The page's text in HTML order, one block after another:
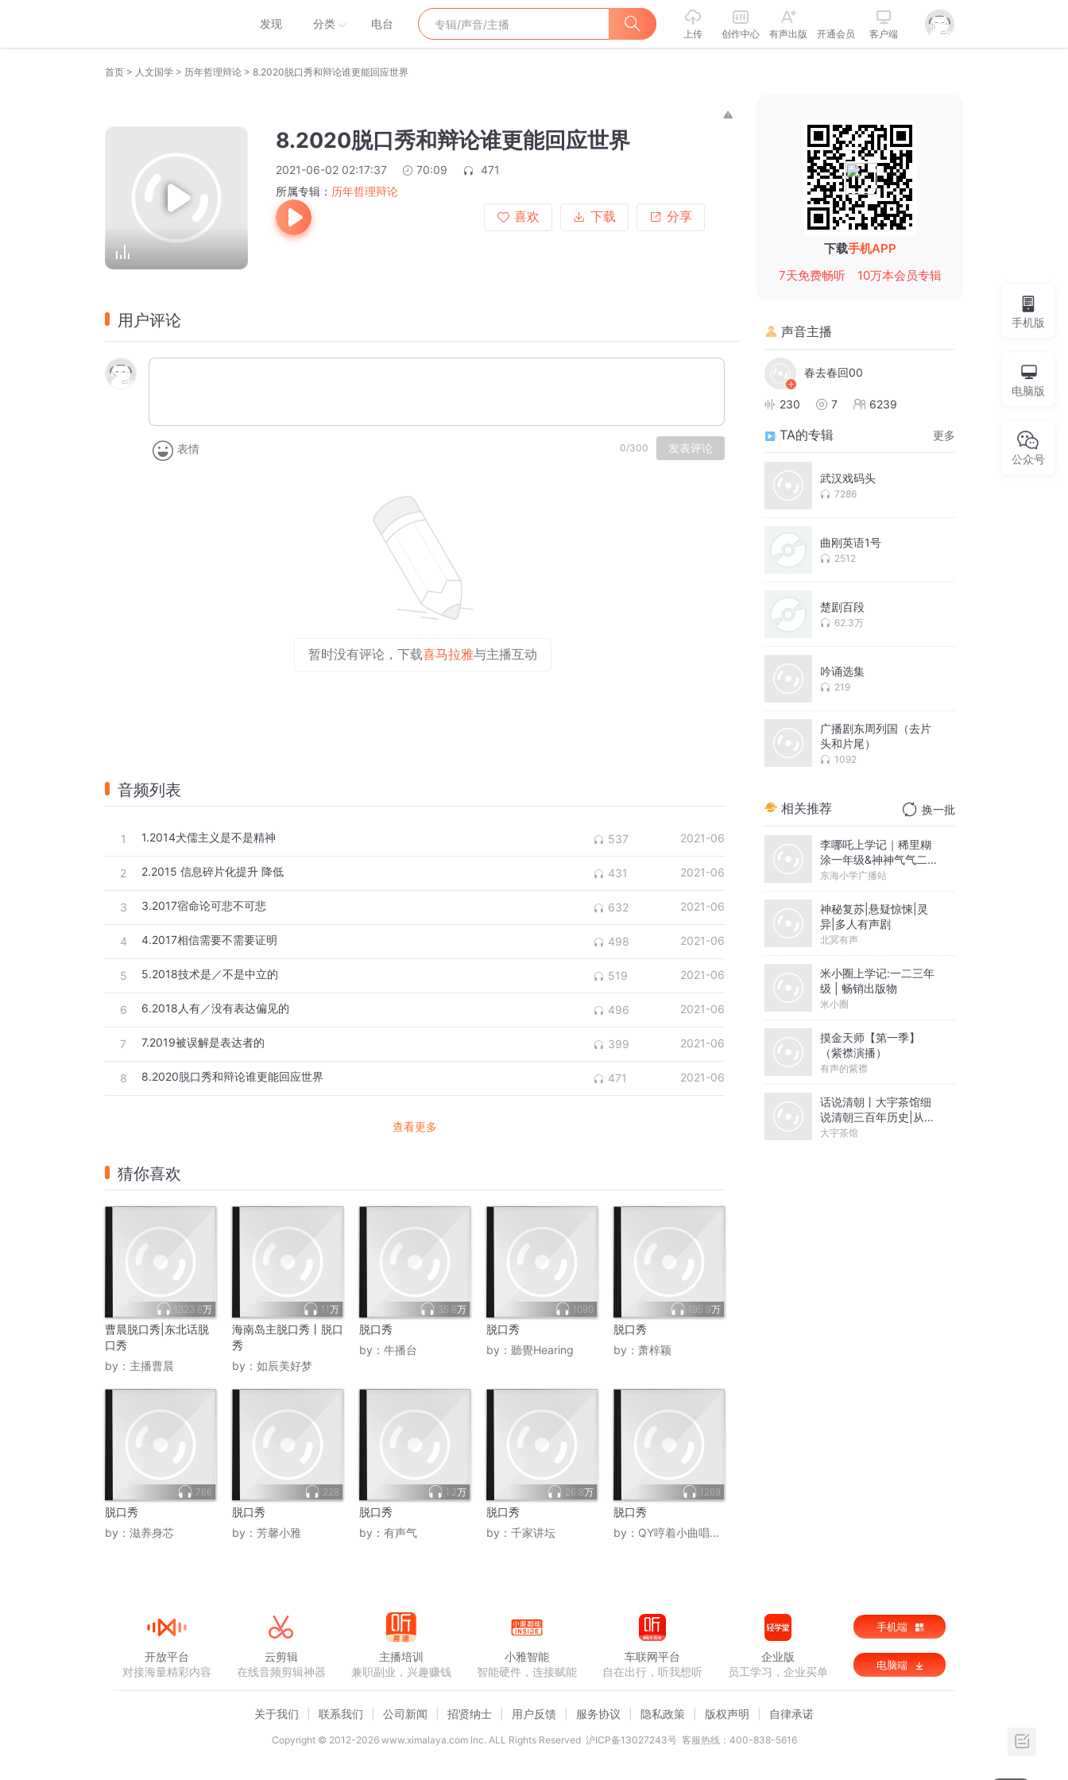
发现 分类 电台
上传 创作中心 有声出版 开通会员 客户端
首页 > 人文国学 > 历年哲理辩论 > 8.2020脱口秀和辩论谁更能回应世界
8.2020脱口秀和辩论谁更能回应世界
2021-06-02 02:17:37 70:09
471
所属专辑： 历年哲理辩论
喜欢
下载 分享
用户评论
表情 0/300 发表评论
暂时没有评论，下载喜马拉雅与主播互动
音频列表
1 1.2014犬儒主义是不是精神 537 2021-06
2 2.2015 信息碎片化提升 降低 431 2021-06
3 3.2017宿命论可悲不可悲 632 2021-06
4 4.2017相信需要不需要证明 498 2021-06
5 5.2018技术是／不是中立的 519 2021-06
6 6.2018人有／没有表达偏见的 496 2021-06
7 7.2019被误解是表达者的 399 2021-06
8 8.2020脱口秀和辩论谁更能回应世界 471 2021-06
查看更多
猜你喜欢
1323.8万
曹晨脱口秀|东北话脱
口秀
by： 主播曹晨
1.1万
海南岛主脱口秀丨脱口
秀
by： 如辰美好梦
35.8万
脱口秀
by： 牛播台
1090
脱口秀
by： 聽覺Hearing
195.9万
脱口秀
by： 萧梓颖
766
脱口秀
by： 滋养身芯
228
脱口秀
by： 芳馨小雅
1.2万
脱口秀
by： 有声气
26.8万
脱口秀
by： 千家讲坛
1269
脱口秀
by： QY哼着小曲唱着歌
下载手机APP
7天免费畅听
10万本会员专辑
声音主播
春去春回00
230 7 6239
TA的专辑 更多
武汉戏码头
7286
曲刚英语1号
2512
楚剧百段
62.3万
吟诵选集
219
广播剧东周列国（去片
头和片尾）
1092
相关推荐 换一批
李哪吒上学记｜稀里糊
涂一年级&神神气气二年
级
东海小学广播站
神秘复苏|悬疑惊悚|灵
异|多人有声剧
北冥有声
米小圈上学记:一二三年
级 | 畅销出版物
米小圈
摸金天师【第一季】
（紫襟演播）
有声的紫襟
话说清朝丨大宇茶馆细
说清朝三百年历史|从努
尔哈赤到末代皇帝溥仪|
大宇茶馆
手机版
电脑版
公众号
开放平台
对接海量精彩内容
云剪辑
在线音频剪辑神器
主播培训
兼职副业，兴趣赚钱
小雅智能
智能硬件，连接赋能
车联网平台
自在出行，听我想听
企业版
员工学习，企业买单
手机端
电脑端
关于我们 联系我们 公司新闻 招贤纳士 用户反馈 服务协议 隐私政策 版权声明 自律承诺
Copyright © 2012-2026www.ximalaya.com lnc. ALL Rights Reserved 沪ICP备13027243号 客服热线：400-838-5616